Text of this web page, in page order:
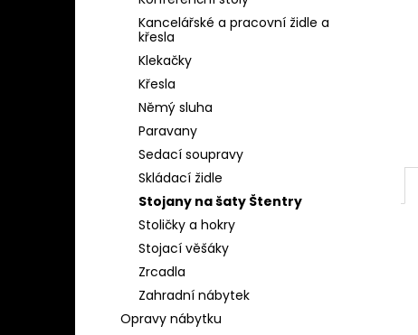
Kancelářské a pracovní židle a
křesla
Klekačky
Křesla
Němý sluha
Paravany
Sedací soupravy
Skládací židle
Stojany na šaty Štentry
Stoličky a hokry
Stojací věšáky
Zrcadla
Zahradní nábytek
Opravy nábytku
1 280 Kč